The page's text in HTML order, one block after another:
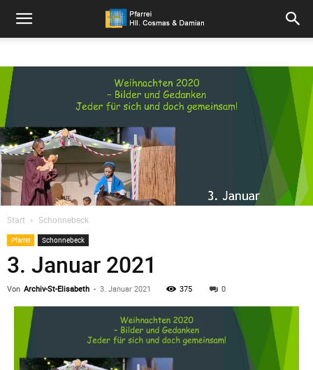
Pfarrei
Hll.
Cosmas
und
Damian
Start Schonnebeck
Pfarrei Schonnebeck
3. Januar 2021
Von Archiv-St-Elisabeth - 3. Januar 2021 375 0